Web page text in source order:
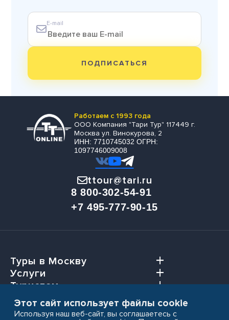
E-mail
ПОДПИСАТЬСЯ
Работаем с 1993 года
ООО Компания "Тари Тур" 117449 г.
Москва ул. Винокурова, 2
ИНН: 7710745032 ОГРН:
1097746009008
ttour@tari.ru
8 800-302-54-91
+7 495-777-90-15
Туры в Москву
Услуги
Туристам
Агентствам
Этот сайт использует файлы cookie
Используя наш веб-сайт, вы соглашаетесь с